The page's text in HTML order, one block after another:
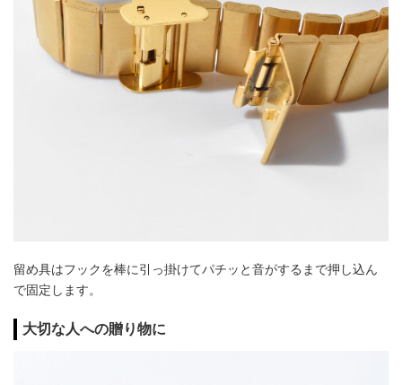
留め具はフックを棒に引っ掛けてパチッと音がするまで押し込ん
で固定します。
大切な人への贈り物に